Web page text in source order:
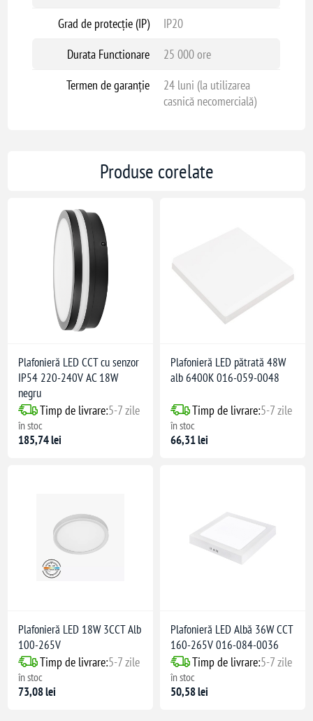
Grad de protecție (IP)
IP20
Durata Functionare
25 000 ore
Termen de garanție
24 luni (la utilizarea
casnică necomercială)
Produse corelate
Plafonieră LED CCT cu senzor
IP54 220-240V AC 18W
negru
Timp de livrare:5-7 zile
în stoc
185,74 lei
Plafonieră LED pătrată 48W
alb 6400K 016-059-0048
Timp de livrare:5-7 zile
în stoc
66,31 lei
Plafonieră LED 18W 3CCT Alb
100-265V
Timp de livrare:5-7 zile
în stoc
73,08 lei
Plafonieră LED Albă 36W CCT
160-265V 016-084-0036
Timp de livrare:5-7 zile
în stoc
50,58 lei